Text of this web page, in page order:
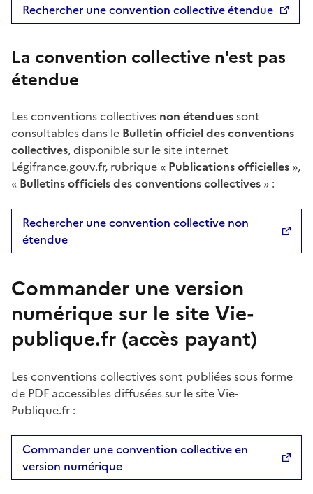
Rechercher une convention collective étendue
La convention collective n'est pas
étendue
Les conventions collectives non étenduessont
consultables dans le Bulletin officiel des conventions
collectives, disponible sur le site internet
Légifrance.gouv.fr, rubrique « Publications officielles »,
« Bulletins officiels des conventions collectives » :
Rechercher une convention collective non
étendue
Commander une version
numérique sur le site Vie-
publique.fr (accès payant)
Les conventions collectives sont publiées sous forme
de PDF accessibles diffusées sur le site Vie-
Publique.fr :
Commander une convention collective en
version numérique